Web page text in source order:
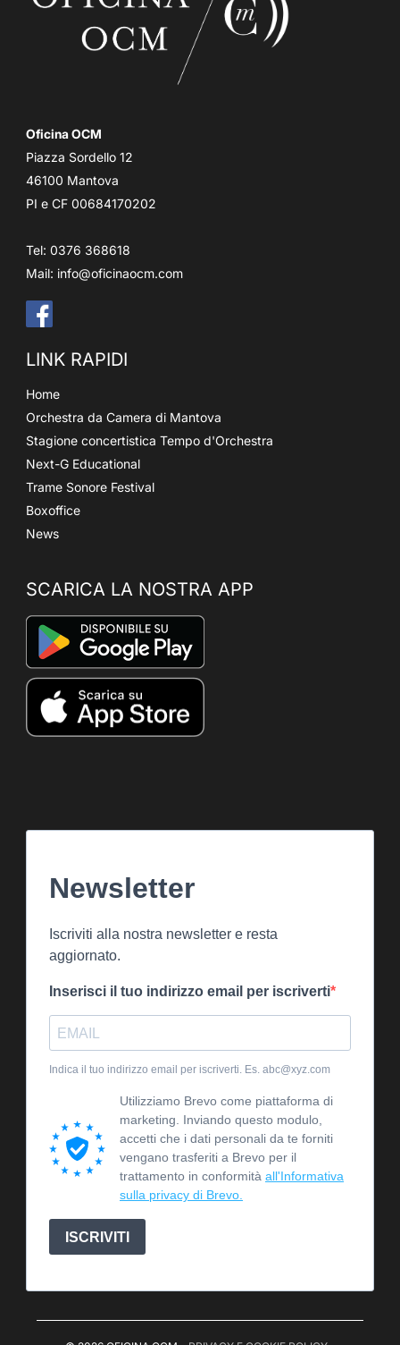
Oficina OCM
Piazza Sordello 12
46100 Mantova
PI e CF 00684170202
Tel: 0376 368618
Mail: info@oficinaocm.com
LINK RAPIDI
Home
Orchestra da Camera di Mantova
Stagione concertistica Tempo d'Orchestra
Next-G Educational
Trame Sonore Festival
Boxoffice
News
SCARICA LA NOSTRA APP
Newsletter
Iscriviti alla nostra newsletter e resta
aggiornato.
Inserisci il tuo indirizzo email per iscriverti
Indica il tuo indirizzo email per iscriverti. Es. abc@xyz.com
Utilizziamo Brevo come piattaforma di
marketing. Inviando questo modulo,
accetti che i dati personali da te forniti
vengano trasferiti a Brevo per il
trattamento in conformità all'Informativa
sulla privacy di Brevo.
ISCRIVITI